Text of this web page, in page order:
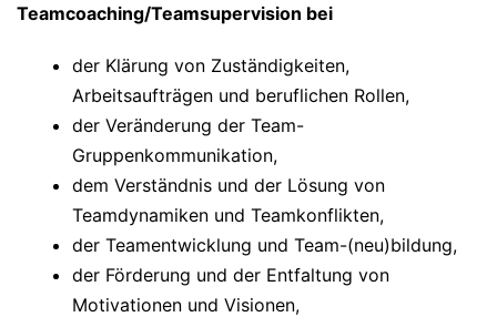
Teamcoaching/Teamsupervision bei
der Klärung von Zuständigkeiten,
Arbeitsaufträgen und beruflichen Rollen,
der Veränderung der Team-
Gruppenkommunikation,
dem Verständnis und der Lösung von
Teamdynamiken und Teamkonflikten,
der Teamentwicklung und Team-(neu)bildung,
der Förderung und der Entfaltung von
Motivationen und Visionen,